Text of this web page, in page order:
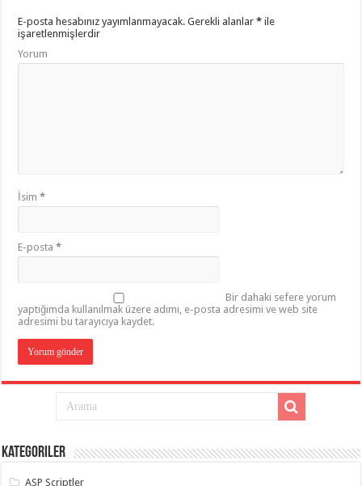
E-posta hesabınız yayımlanmayacak. Gerekli alanlar* ile
işaretlenmişlerdir
Yorum
İsim*
E-posta*
Bir dahaki sefere yorum
yaptığımda kullanılmak üzere adımı, e-posta adresimi ve web site
adresimi bu tarayıcıya kaydet.
Kategoriler
ASP Scriptler